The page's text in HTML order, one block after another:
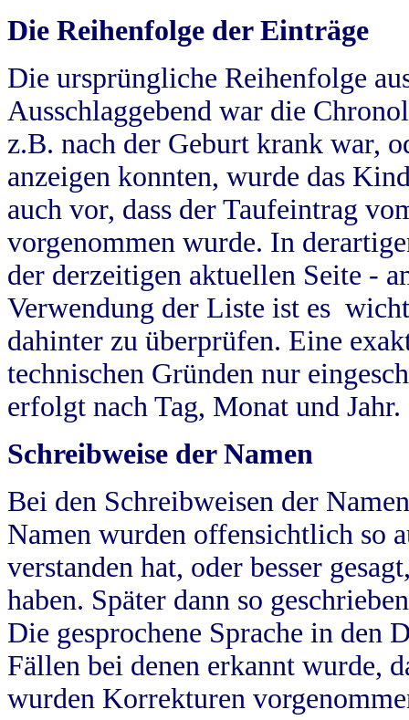
Die Reihenfolge der Einträge
Die ursprüngliche Reihenfolge
Ausschlaggebend war die
z.B. nach der Geburt krank war,
anzeigen konnten, wurde das
auch vor, dass der Taufeintrag
vorgenommen wurde. In
der derzeitigen aktuellen Seite -
Verwendung der Liste ist es
dahinter zu überprüfen. Eine
technischen Gründen nur
erfolgt nach Tag, Monat und Jahr.
Schreibweise der Namen
Bei den Schreibweisen der
Namen wurden offensichtlich so
verstanden hat, oder besser
haben. Später dann so
Die gesprochene Sprache in
Fällen bei denen erkannt wurde,
wurden Korrekturen